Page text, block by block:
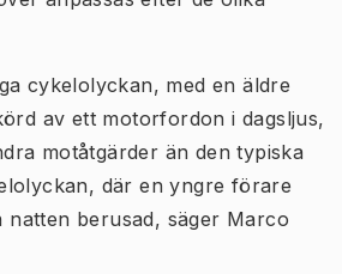
cykelolyckan, med en äldre
av ett motorfordon i dagsljus,
motåtgärder än den typiska
där en yngre förare
natten berusad, säger Marco